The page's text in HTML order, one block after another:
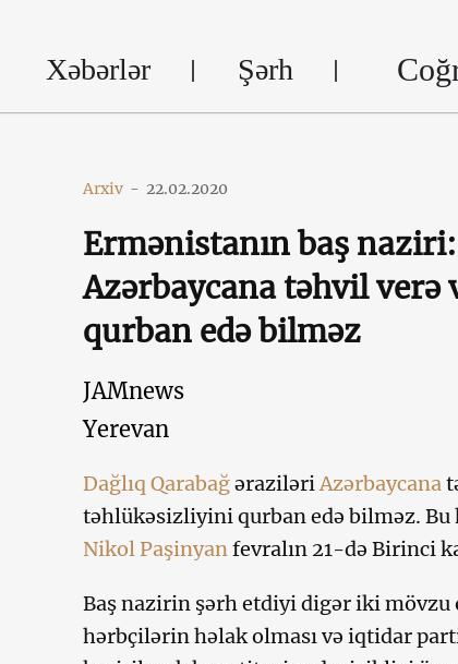
Xəbərlər Şərh
Arxiv - 22.02.2020
Ermənistanın baş
Azərbaycana təhvil
qurban edə bilməz
JAMnews
Yerevan
Dağlıq QarabağəraziləriAzərbaycana
təhlükəsizliyini qurban edə bilməz. Bu
Nikol Paşinyanfevralın 21-də Birinci
Baş nazirin şərh etdiyi digər iki mövzu
hərbçilərin həlak olması və iqtidar